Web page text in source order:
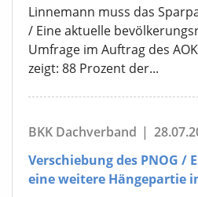
Linnemann muss das
/ Eine aktuelle
Umfrage im Auftrag des
zeigt: 88 Prozent der...
BKK Dachverband |
Verschiebung des PNOG /
eine weitere Hängepartie